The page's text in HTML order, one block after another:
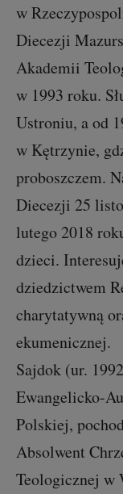
w
Diecezji
Akademii
w 1993 roku.
Ustroniu, a od
w Kętrzynie,
proboszczem.
Diecezji 25
lutego 2018
dzieci.
dziedzictwem
charytatywną
ekumenicznej.
Sajdok (ur.
Ewangelicko-
Polskiej,
Absolwent
Teologicznej w